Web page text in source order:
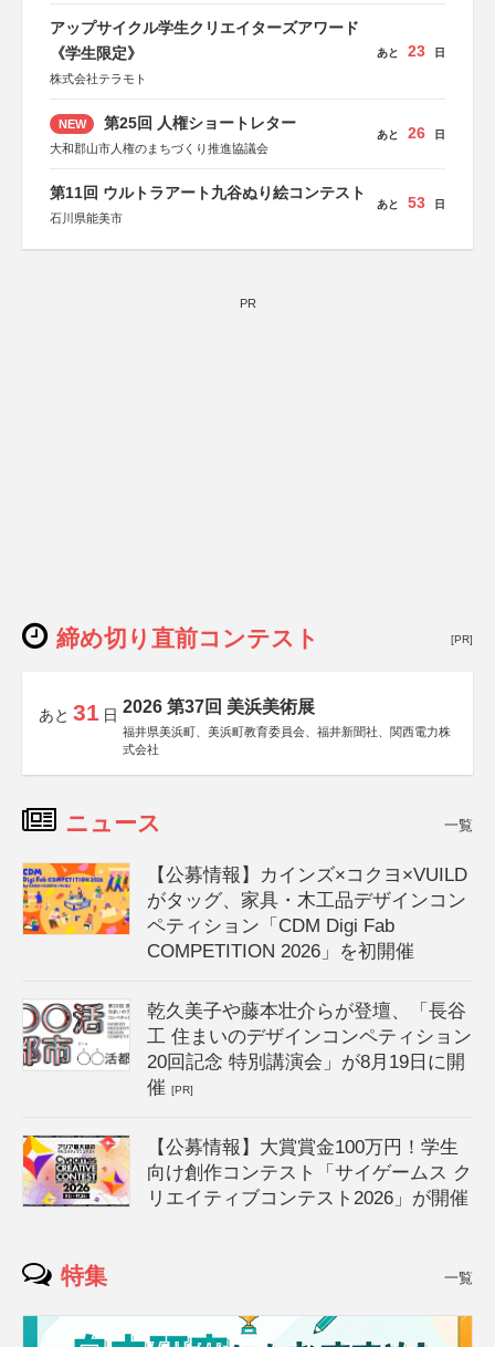
アップサイクル学生クリエイターズアワード
《学生限定》
株式会社テラモト
あと 23 日
NEW 第25回 人権ショートレター
大和郡山市人権のまちづくり推進協議会
あと 26 日
第11回 ウルトラアート九谷ぬり絵コンテスト
石川県能美市
あと 53 日
PR
締め切り直前コンテスト [PR]
あと 31 日 2026 第37回 美浜美術展
福井県美浜町、美浜町教育委員会、福井新聞社、関西電力株
式会社
ニュース 一覧
【公募情報】カインズ×コクヨ×VUILD
がタッグ、家具・木工品デザインコン
ペティション「CDM Digi Fab
COMPETITION 2026」を初開催
乾久美子や藤本壮介らが登壇、「長谷
工 住まいのデザインコンペティション
20回記念 特別講演会」が8月19日に開
催[PR]
【公募情報】大賞賞金100万円！学生
向け創作コンテスト「サイゲームス ク
リエイティブコンテスト2026」が開催
特集 一覧